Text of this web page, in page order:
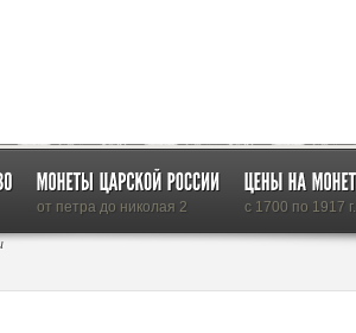
от петра до николая 2 с 1700 по 1917 г.